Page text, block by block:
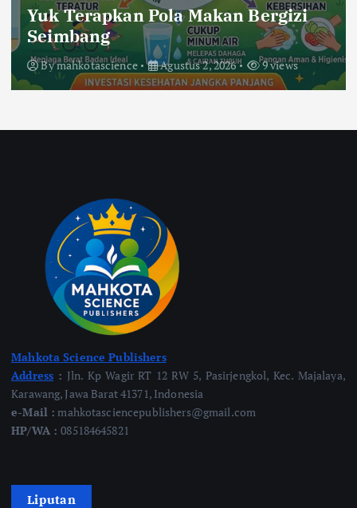
Yuk Terapkan Pola Makan Bergizi
Seimbang
Bymahkotascience Agustus 2, 2026 9 views
Mahkota Science Publishers
Address : Jln. Kp Wagir RT 12 RW 5, Pasirjengkol, Kec. Majalaya,
Karawang, Jawa Barat 41371, Indonesia
e-Mail : mahkotasciencepublishers@gmail.com
HP/WA :085184645821
Liputan